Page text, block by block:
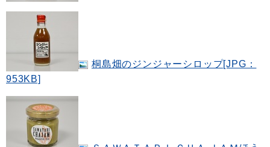
桐島畑のジンジャーシロップ[JPG：
953KB]